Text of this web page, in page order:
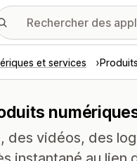
et services
des vidéos, des